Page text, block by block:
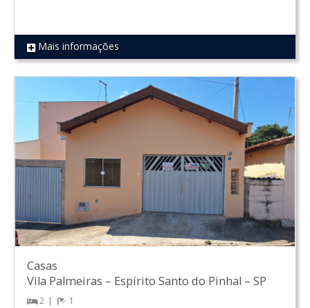
REF 1086
Mais informações
Casas
Vila Palmeiras – Espírito Santo do Pinhal – SP
2 1